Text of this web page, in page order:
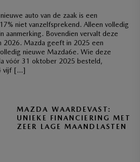
auto van de zaak is een
niet vanzelfsprekend. Alleen volledig
aanmerking. Bovendien vervalt deze
2026. Mazda geeft in 2025 een
nieuwe Mazda6e. Wie deze
vóór 31 oktober 2025 besteld,
vijf […]
MAZDA WAARDEVAST:
UNIEKE FINANCIERING MET
ZEER LAGE MAANDLASTEN